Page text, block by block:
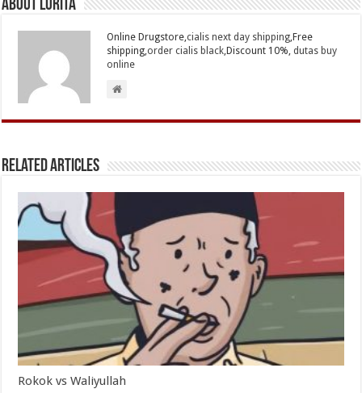
About Lurita
Online Drugstore,cialis next day shipping,Free
shipping,order cialis black,Discount 10%,dutas buy
online
Related Articles
Rokok vs Waliyullah